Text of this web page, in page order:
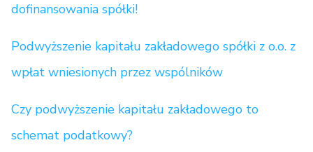
dofinansowania spółki!
Podwyższenie kapitału zakładowego spółki z o.o. z
wpłat wniesionych przez wspólników
Czy podwyższenie kapitału zakładowego to
schemat podatkowy?